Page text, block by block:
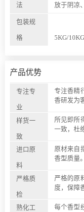
法 放于阴凉
包装规
格 5KG/
产品优势
专注专
业
专注香精
香研发为
样货一
致
所见即所
一致，杜
进口原
料
原材来自
香型质量。
严格质
检
严格的原
度，保障
熟化工
每个香型